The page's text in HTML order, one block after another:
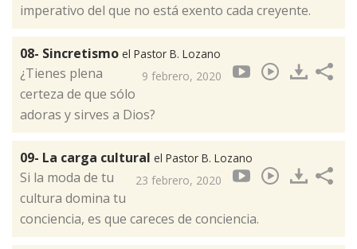
imperativo del que no está exento cada creyente.
08- Sincretismo el Pastor B. Lozano
9 febrero, 2020
¿Tienes plena
certeza de que sólo
adoras y sirves a Dios?
09- La carga cultural el Pastor B. Lozano
23 febrero, 2020
Si la moda de tu
cultura domina tu
conciencia, es que careces de conciencia.